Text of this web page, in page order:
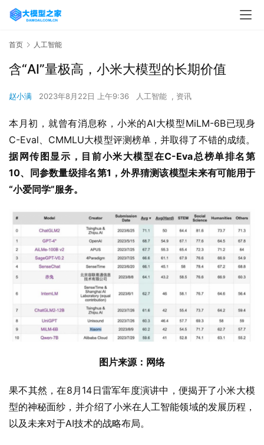
首页 人工智能
含“AI”量极高，小米大模型的长期价值
赵小满 2023年8月22日 上午9:36 人工智能 , 资讯
本月初，就曾有消息称，小米的AI大模型MiLM-6B已现身
C-Eval、CMMLU大模型评测榜单，并取得了不错的成绩。
据网传图显示，目前小米大模型在C-Eva总榜单排名第
10、同参数量级排名第1，外界猜测该模型未来有可能用于
“小爱同学”服务。
图片来源：网络
果不其然，在8月14日雷军年度演讲中，便揭开了小米大模
型的神秘面纱，并介绍了小米在人工智能领域的发展历程，
以及未来对于AI技术的战略布局。